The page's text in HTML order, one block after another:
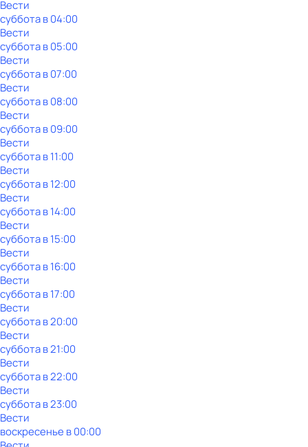
Вести
субботав04:00
Вести
субботав05:00
Вести
субботав07:00
Вести
субботав08:00
Вести
субботав09:00
Вести
субботав11:00
Вести
субботав12:00
Вести
субботав14:00
Вести
субботав15:00
Вести
субботав16:00
Вести
субботав17:00
Вести
субботав20:00
Вести
субботав21:00
Вести
субботав22:00
Вести
субботав23:00
Вести
воскресенье в00:00